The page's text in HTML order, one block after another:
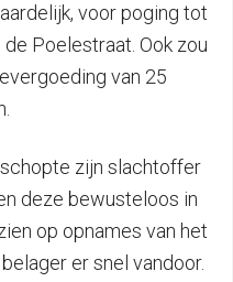
voor poging tot
Poelestraat. Ook zou
van 25
zijn slachtoffer
deze bewusteloos in
op opnames van het
er snel vandoor.